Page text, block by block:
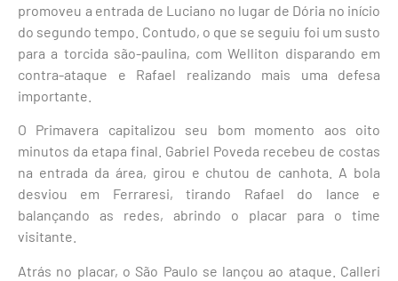
promoveu a entrada de Luciano no lugar de Dória no início
do segundo tempo. Contudo, o que se seguiu foi um susto
para a torcida são-paulina, com Welliton disparando em
contra-ataque e Rafael realizando mais uma defesa
importante.
O Primavera capitalizou seu bom momento aos oito
minutos da etapa final. Gabriel Poveda recebeu de costas
na entrada da área, girou e chutou de canhota. A bola
desviou em Ferraresi, tirando Rafael do lance e
balançando as redes, abrindo o placar para o time
visitante.
Atrás no placar, o São Paulo se lançou ao ataque. Calleri